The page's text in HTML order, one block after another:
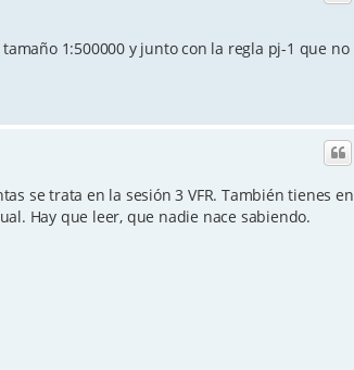
1:500000 y junto con la regla pj-1 que no
se trata en la sesión 3 VFR. También tienes en
Hay que leer, que nadie nace sabiendo.